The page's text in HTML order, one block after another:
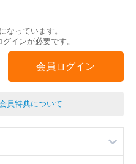
なっています。
インが必要です。
会員ログイン
員特典について